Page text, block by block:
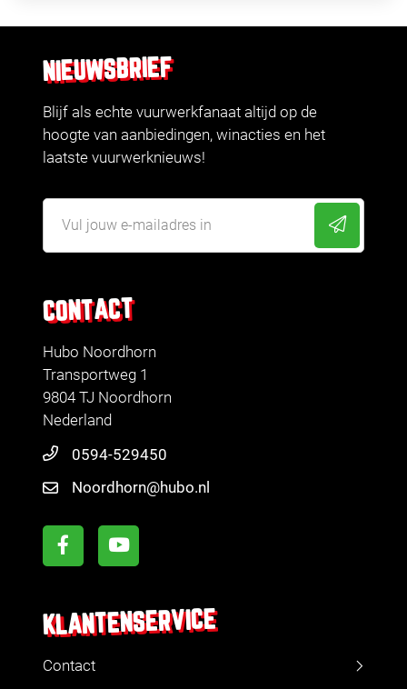
CONTACT
Hubo Noordhorn
Transportweg 1
9804 TJ Noordhorn
Nederland
0594-529450
Noordhorn@hubo.nl
KLANTENSERVICE
Contact
NIEUWSBRIEF
Blijf als echte vuurwerkfanaat altijd op de
hoogte van aanbiedingen, winacties en het
laatste vuurwerknieuws!